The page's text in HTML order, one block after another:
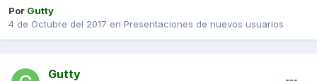
Por Gutty
4 de Octubre del 2017 en Presentaciones de nuevos usuarios
Gutty